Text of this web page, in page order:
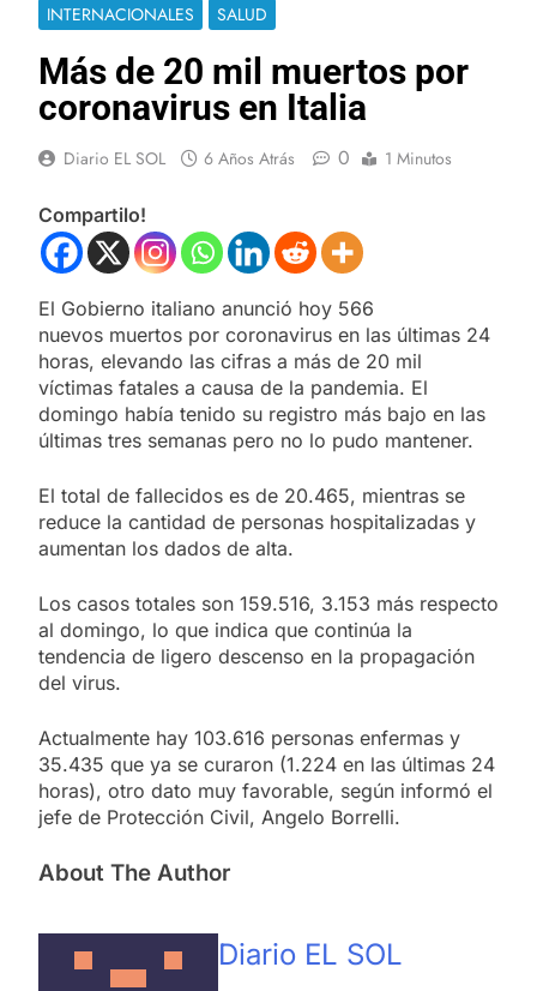
INTERNACIONALES SALUD
Más de 20 mil muertos por
coronavirus en Italia
Diario EL SOL 6 Años Atrás 0 1 Minutos
Compartilo!
El Gobierno italiano anunció hoy 566
nuevos muertos por coronavirus en las últimas 24
horas, elevando las cifras a más de 20 mil
víctimas fatales a causa de la pandemia. El
domingo había tenido su registro más bajo en las
últimas tres semanas pero no lo pudo mantener.
El total de fallecidos es de 20.465, mientras se
reduce la cantidad de personas hospitalizadas y
aumentan los dados de alta.
Los casos totales son 159.516, 3.153 más respecto
al domingo, lo que indica que continúa la
tendencia de ligero descenso en la propagación
del virus.
Actualmente hay 103.616 personas enfermas y
35.435 que ya se curaron (1.224 en las últimas 24
horas), otro dato muy favorable, según informó el
jefe de Protección Civil, Angelo Borrelli.
About The Author
Diario EL SOL